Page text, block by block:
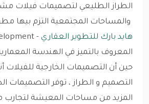
والمساحات المجتمعية التزم بيها
هايد بارك للتطوير العقاري
المعروف بالتميز في الهندسة
حين أن التصميمات الخارجية للفيلات
التصميم و الطراز ، توفر التصميمات
المزيد من مساحات المعيشة لتجارب